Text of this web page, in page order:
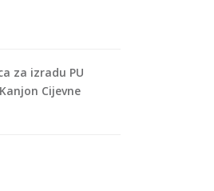
za izradu PU
Cijevne